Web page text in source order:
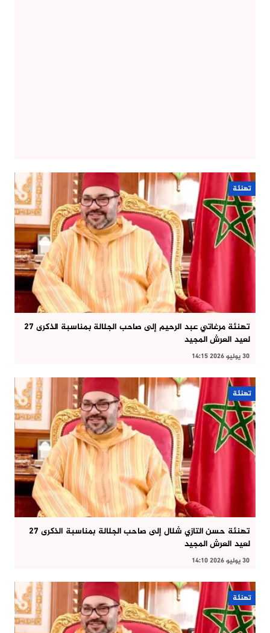
تهنئة
تهنئة مرغاتي عبد الرحيم إلى صاحب الجلالة بمناسبة الذكرى 27
لعيد العرش المجيد
30 يوليو 2026 14:15
تهنئة
تهنئة حسن التازي شلال إلى صاحب الجلالة بمناسبة الذكرى 27
لعيد العرش المجيد
30 يوليو 2026 14:10
تهنئة